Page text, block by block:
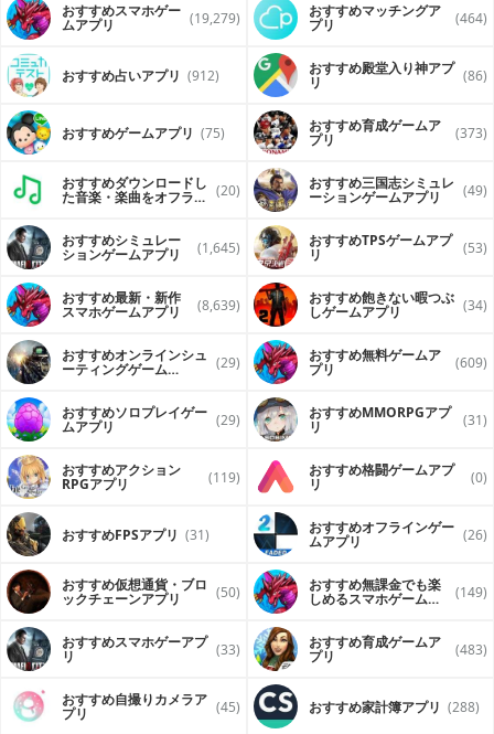
おすすめスマホゲー
ムアプリ (19,279) おすすめマッチングア
プリ (464)
おすすめ占いアプリ (912) おすすめ殿堂入り神アプ
リ (86)
おすすめゲームアプリ (75) おすすめ育成ゲームア
プリ (373)
おすすめダウンロードし
た音楽・楽曲をオフライ (20) おすすめ三国志シミュレ
ーションゲームアプリ (49)
おすすめシミュレー
ションゲームアプリ (1,645) おすすめTPSゲームアプ
リ (53)
おすすめ最新・新作
スマホゲームアプリ (8,639) おすすめ飽きない暇つぶ
しゲームアプリ (34)
おすすめオンラインシュ
ーティングゲーム (29) おすすめ無料ゲームア
プリ (609)
おすすめソロプレイゲー
ムアプリ (29) おすすめ MMORPGアプ
リ (31)
おすすめアクション
RPGアプリ (119) おすすめ格闘ゲームアプ
リ (0)
おすすめFPSアプリ (31) おすすめオフラインゲー
ムアプリ (26)
おすすめ仮想通貨・ブロ
ックチェーンアプリ (50) おすすめ無課金でも楽
しめるスマホゲームア (149)
おすすめスマホゲーアプ
リ (33) おすすめ育成ゲームア
プリ (483)
おすすめ自撮りカメラア
プリ (45) おすすめ家計簿アプリ (288)